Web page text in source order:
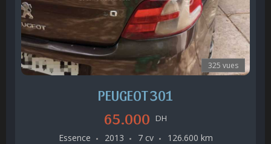
325 vues
PEUGEOT 301
65.000 DH
Essence 2013 7 cv 126.600 km